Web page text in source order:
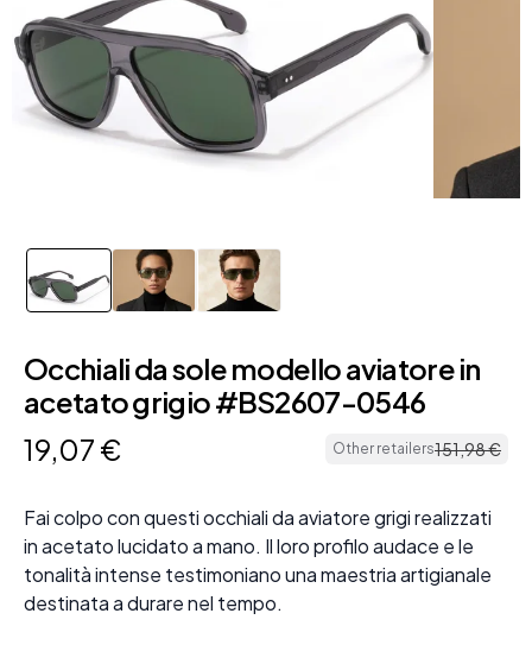
Occhiali da sole modello aviatore in
acetato grigio #BS2607-0546
19,07 € Other retailers151,98€
Fai colpo con questi occhiali da aviatore grigi realizzati
in acetato lucidato a mano. Il loro profilo audace e le
tonalità intense testimoniano una maestria artigianale
destinata a durare nel tempo.